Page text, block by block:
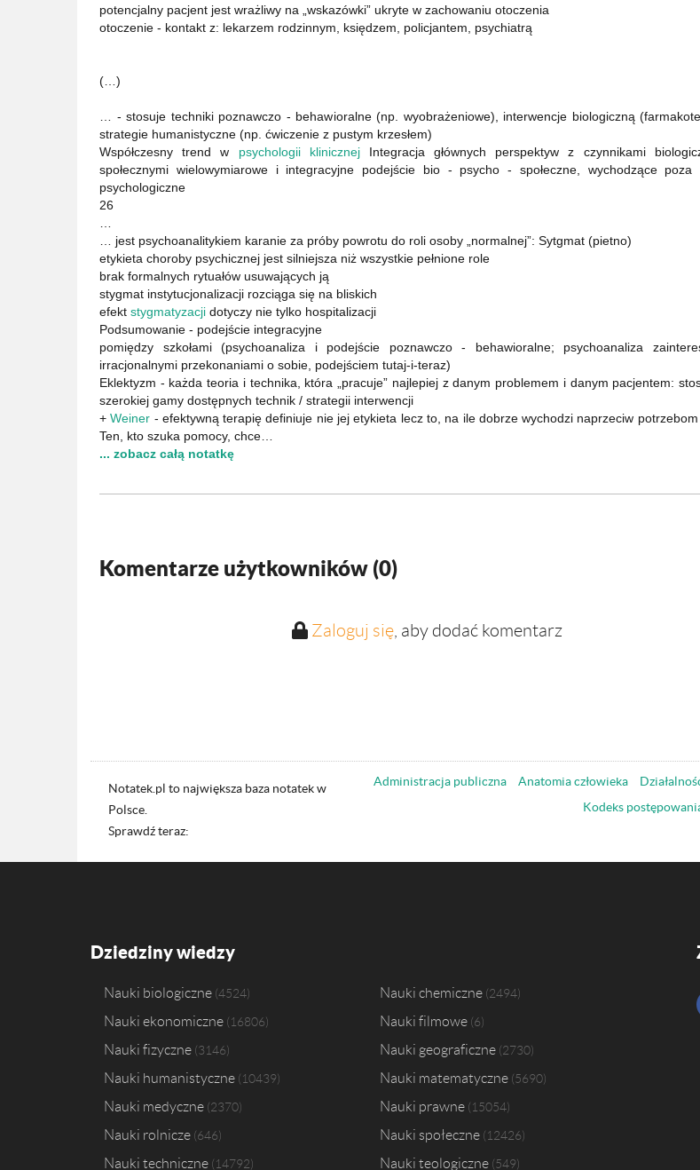
potencjalny pacjent jest wrażliwy na „wskazówki” ukryte w zachowaniu otoczenia
otoczenie - kontakt z: lekarzem rodzinnym, księdzem, policjantem, psychiatrą
(…)
… - stosuje techniki poznawczo - behawioralne (np. wyobrażeniowe), interwencje biologiczną
strategie humanistyczne (np. ćwiczenie z pustym krzesłem)
Współczesny trend w psychologii klinicznejIntegracja głównych perspektyw z czynnikami
społecznymi wielowymiarowe i integracyjne podejście bio - psycho - społeczne, wychodzące poza
psychologiczne
26
… jest psychoanalitykiem karanie za próby powrotu do roli osoby „normalnej”: Sytgmat (pietno)
etykieta choroby psychicznej jest silniejsza niż wszystkie pełnione role
brak formalnych rytuałów usuwających ją
stygmat instytucjonalizacji rozciąga się na bliskich
efekt stygmatyzacji dotyczy nie tylko hospitalizacji
Podsumowanie - podejście integracyjne
pomiędzy szkołami (psychoanaliza i podejście poznawczo - behawioralne; psychoanaliza
irracjonalnymi przekonaniami o sobie, podejściem tutaj-i-teraz)
Eklektyzm - każda teoria i technika, która „pracuje” najlepiej z danym problemem i danym pacjentem:
szerokiej gamy dostępnych technik / strategii interwencji
+Weiner - efektywną terapię definiuje nie jej etykieta lecz to, na ile dobrze wychodzi naprzeciw potrzebom
Ten, kto szuka pomocy, chce…
... zobacz całą notatkę
Komentarze użytkowników (0)
Zaloguj się, aby dodać komentarz
Notatek.pl to największa baza notatek w
Polsce.
Sprawdź teraz:
Administracja publiczna Anatomia człowieka
Kodeks
Dziedziny wiedzy
Nauki biologiczne 4524 Nauki chemiczne 2494
Nauki ekonomiczne 16806 Nauki filmowe 6
Nauki fizyczne 3146 Nauki geograficzne 2730
Nauki humanistyczne 10439 Nauki matematyczne 5690
Nauki medyczne 2370 Nauki prawne 15054
Nauki rolnicze 646 Nauki społeczne 12426
Nauki techniczne 14792 Nauki teologiczne 549